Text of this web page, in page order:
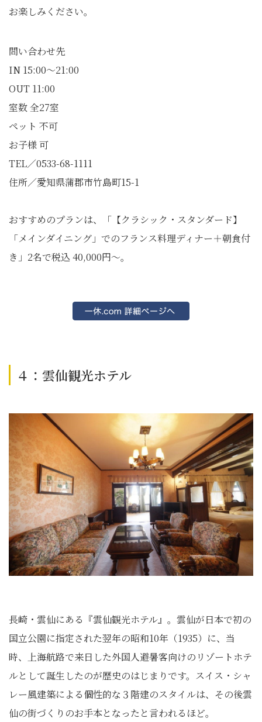
お楽しみください。
問い合わせ先
IN 15:00～21:00
OUT 11:00
室数 全27室
ペット 不可
お子様 可
TEL／0533-68-1111
住所／愛知県蒲郡市竹島町15-1
おすすめのプランは、「【クラシック・スタンダード】
「メインダイニング」でのフランス料理ディナー＋朝食付
き」2名で税込 40,000円～。
４：雲仙観光ホテル
長崎・雲仙にある『雲仙観光ホテル』。雲仙が日本で初の
国立公園に指定された翌年の昭和10年（1935）に、当
時、上海航路で来日した外国人避暑客向けのリゾートホテ
ルとして誕生したのが歴史のはじまりです。スイス・シャ
レー風建築による個性的な３階建のスタイルは、その後雲
仙の街づくりのお手本となったと言われるほど。